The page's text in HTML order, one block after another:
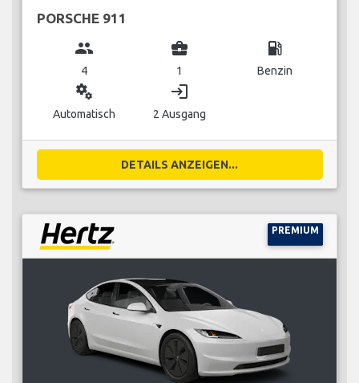
PORSCHE 911
group
4
business_center
1
local_gas_station
Benzin
miscellaneous_services
Automatisch
login
2 Ausgang
DETAILS ANZEIGEN...
PREMIUM